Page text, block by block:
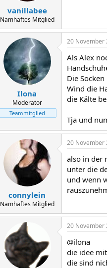
vanillabee
Namhaftes Mitglied
Ilona
Moderator
Teammitglied
20 November
Als Alex
Die
Wind die
die Kälte
Tja und
connylein
Namhaftes Mitglied
20 November
also in der
unter die
und wenn
20 November
@ilona
die idee
die sind